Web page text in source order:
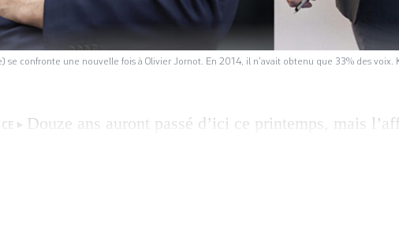
se confronte une nouvelle fois à Olivier Jornot. En 2014, il n’avait obtenu que 33% des voix.
Douze ans auront passé d’ici ce printemps, mais